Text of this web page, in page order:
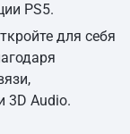
PS5.
для себя
3D Audio.